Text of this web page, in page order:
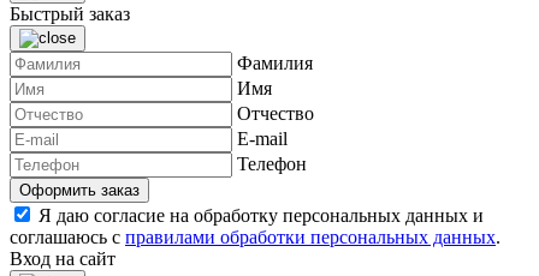
Быстрый заказ
Фамилия
Имя
Отчество
E-mail
Телефон
Я даю согласие на обработку персональных данных и
соглашаюсь с правилами обработки персональных данных.
Вход на сайт